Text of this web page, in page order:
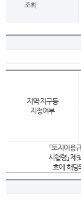
조회
지역·지구등
지정여부
「토지이용
시행령」 제
호에 해당